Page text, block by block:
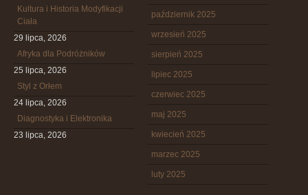
Kultura i Historia Modyfikacji
Ciała
29 lipca, 2026
Afryka dla Podróżników
25 lipca, 2026
Styl z Orłem
24 lipca, 2026
Diagnostyka i Elektronika
23 lipca, 2026
październik 2025
wrzesień 2025
sierpień 2025
lipiec 2025
czerwiec 2025
maj 2025
kwiecień 2025
marzec 2025
luty 2025